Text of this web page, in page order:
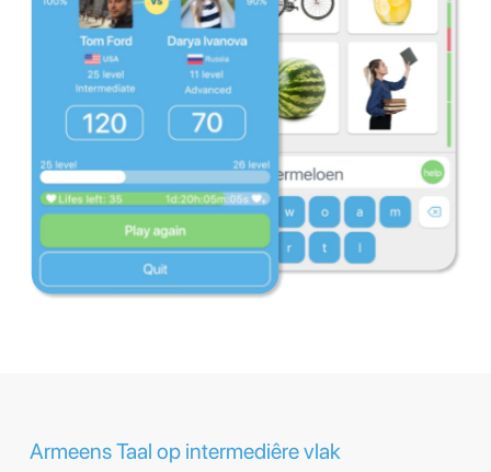
Armeens Taal op intermediêre vlak